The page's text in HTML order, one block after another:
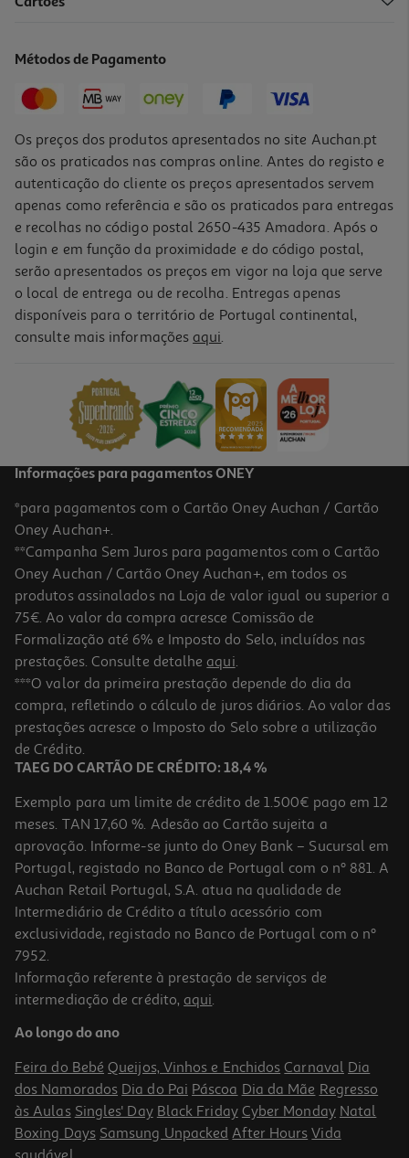
Bacalhau Graudo Noruega Cortado Embalado Kg
19,99 €/Kg
4.0
Bacalhau Especial Da Noruega Cortado Kg
37.49 €/un
24,99 €
Bacalhau Crescido Noruega Cortado Embalado Kg
26.39 €/un
21,99 €/Kg
Métodos de Pagamento
Os preços dos produtos apresentados no site Auchan.pt
são os praticados nas compras online. Antes do registo e
autenticação do cliente os preços apresentados servem
apenas como referência e são os praticados para entregas
e recolhas no código postal 2650-435 Amadora. Após o
login e em função da proximidade e do código postal,
serão apresentados os preços em vigor na loja que serve
o local de entrega ou de recolha. Entregas apenas
disponíveis para o território de Portugal continental,
consulte mais informações aqui.
Informações para pagamentos ONEY
*para pagamentos com o Cartão Oney Auchan / Cartão
Oney Auchan+.
**Campanha Sem Juros para pagamentos com o Cartão
Oney Auchan / Cartão Oney Auchan+, em todos os
produtos assinalados na Loja de valor igual ou superior a
75€. Ao valor da compra acresce Comissão de
Formalização até 6% e Imposto do Selo, incluídos nas
prestações. Consulte detalhe aqui.
***O valor da primeira prestação depende do dia da
compra, refletindo o cálculo de juros diários. Ao valor das
prestações acresce o Imposto do Selo sobre a utilização
de Crédito.
TAEG DO CARTÃO DE CRÉDITO: 18,4 %
Exemplo para um limite de crédito de 1.500€ pago em 12
meses. TAN 17,60 %. Adesão ao Cartão sujeita a
aprovação. Informe-se junto do Oney Bank – Sucursal em
Portugal, registado no Banco de Portugal com o nº 881. A
Auchan Retail Portugal, S.A. atua na qualidade de
Intermediário de Crédito a título acessório com
exclusividade, registado no Banco de Portugal com o nº
7952.
Informação referente à prestação de serviços de
intermediação de crédito, aqui.
Ao longo do ano
Feira do Bebé Queijos, Vinhos e Enchidos Carnaval Dia
dos Namorados Dia do Pai Páscoa Dia da Mãe Regresso
às Aulas Singles' Day Black Friday Cyber Monday Natal
Boxing Days Samsung Unpacked After Hours Vida